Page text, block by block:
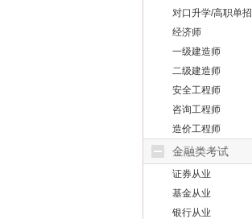
对口升学/高职单招
经济师
一级建造师
二级建造师
安全工程师
咨询工程师
造价工程师
金融类考试
证券从业
基金从业
银行从业